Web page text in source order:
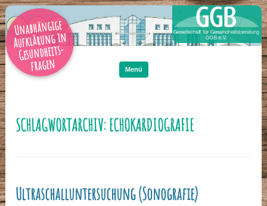
Unabhängige
Aufklärung in
Gesundheits-
fragen Menü
SCHLAGWORTARCHIV: ECHOKARDIOGRAFIE
Ultraschalluntersuchung (Sonografie)